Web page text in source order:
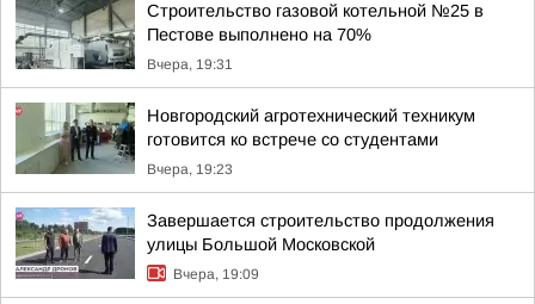
Строительство газовой котельной №25 в
Пестове выполнено на 70%
Вчера, 19:31
Новгородский агротехнический техникум
готовится ко встрече со студентами
Вчера, 19:23
Завершается строительство продолжения
улицы Большой Московской
Вчера, 19:09